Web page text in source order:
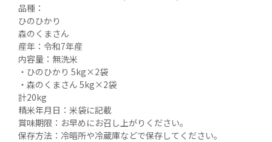
品種：
ひのひかり
森のくまさん
産年：令和7年産
内容量：無洗米
・ひのひかり 5kg×2袋
・森のくまさん 5kg×2袋
計20kg
精米年月日：米袋に記載
賞味期限：お早めにお召し上がりください。
保存方法：冷暗所や冷蔵庫などで保存してください。